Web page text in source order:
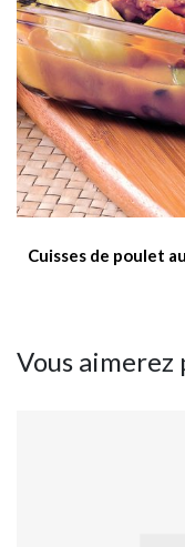
Cuisses de poulet
Vous